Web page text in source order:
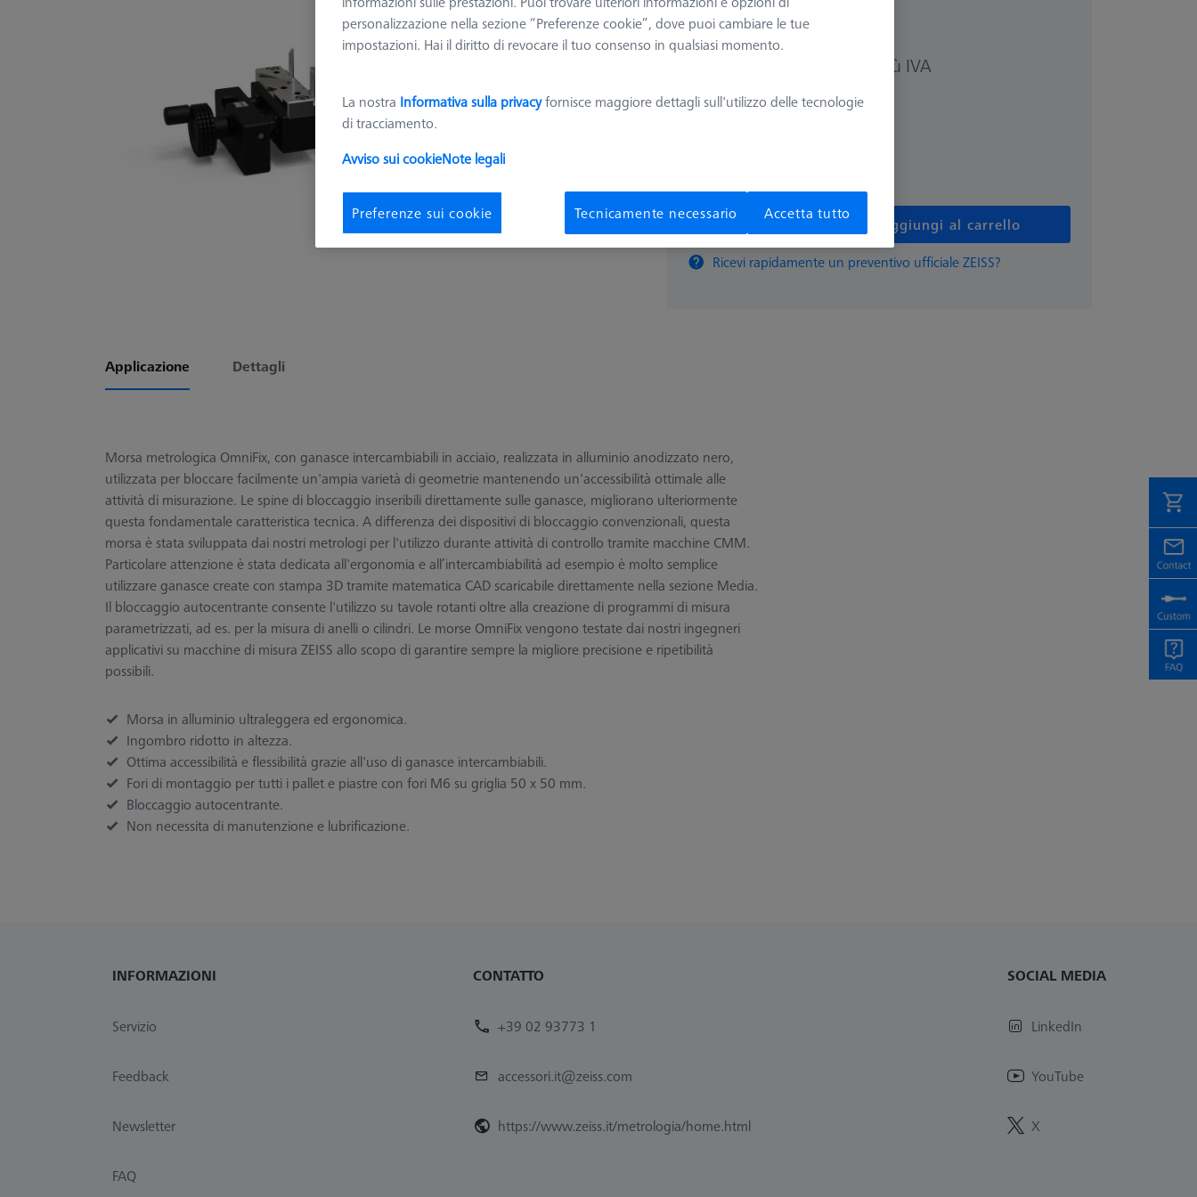
626109-9220-210
più IVA
pz
Aggiungi al carrello
Ricevi rapidamente un preventivo ufficiale ZEISS?
Applicazione Dettagli
Morsa metrologica OmniFix, con ganasce intercambiabili in acciaio, realizzata in alluminio anodizzato nero,
utilizzata per bloccare facilmente un'ampia varietà di geometrie mantenendo un'accessibilità ottimale alle
attività di misurazione. Le spine di bloccaggio inseribili direttamente sulle ganasce, migliorano ulteriormente
questa fondamentale caratteristica tecnica. A differenza dei dispositivi di bloccaggio convenzionali, questa
morsa è stata sviluppata dai nostri metrologi per l'utilizzo durante attività di controllo tramite macchine CMM.
Particolare attenzione è stata dedicata all'ergonomia e all’intercambiabilità ad esempio è molto semplice
utilizzare ganasce create con stampa 3D tramite matematica CAD scaricabile direttamente nella sezione Media.
Il bloccaggio autocentrante consente l'utilizzo su tavole rotanti oltre alla creazione di programmi di misura
parametrizzati, ad es. per la misura di anelli o cilindri. Le morse OmniFix vengono testate dai nostri ingegneri
applicativi su macchine di misura ZEISS allo scopo di garantire sempre la migliore precisione e ripetibilità
possibili.
Morsa in alluminio ultraleggera ed ergonomica.
Ingombro ridotto in altezza.
Ottima accessibilità e flessibilità grazie all'uso di ganasce intercambiabili.
Fori di montaggio per tutti i pallet e piastre con fori M6 su griglia 50 x 50 mm.
Bloccaggio autocentrante.
Non necessita di manutenzione e lubrificazione.
INFORMAZIONI
Servizio
Feedback
Newsletter
FAQ
CONTATTO
+39 02 93773 1
accessori.it@zeiss.com
https://www.zeiss.it/metrologia/home.html
SOCIAL MEDIA
LinkedIn
YouTube
X
personalizzazione nella sezione “Preferenze cookie”, dove puoi cambiare le tue
impostazioni. Hai il diritto di revocare il tuo consenso in qualsiasi momento.
La nostra Informativa sulla privacyfornisce maggiore dettagli sull'utilizzo delle tecnologie
di tracciamento.
Avviso sui cookieNote legali
Preferenze sui cookie Tecnicamente necessario Accetta tutto